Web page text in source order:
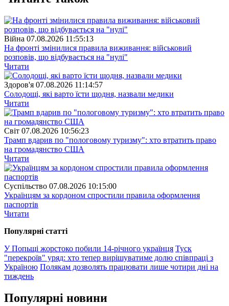
Війна 07.08.2026 11:55:13
На фронті змінилися правила виживання: військовий
розповів, що відбувається на "нулі"
Читати
Здоров'я 07.08.2026 11:14:57
Солодощі, які варто їсти щодня, назвали медики
Читати
Свiт 07.08.2026 10:56:23
Трамп вдарив по "пологовому туризму": хто втратить право
на громадянство США
Читати
Суспiльство 07.08.2026 10:15:00
Українцям за кордоном спростили правила оформлення
паспортів
Читати
Популярнi статтi
У Попьщі жорстоко побили 14-річного українця Туск
"перекроїв" уряд: хто тепер вирішуватиме долю співпраці з
Україною Полякам дозволять працювати лише чотири дні на
тиждень
Популярнi новини